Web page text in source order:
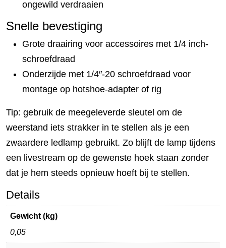
ongewild verdraaien
Snelle bevestiging
Grote draairing voor accessoires met 1/4 inch-
schroefdraad
Onderzijde met 1/4″-20 schroefdraad voor
montage op hotshoe-adapter of rig
Tip: gebruik de meegeleverde sleutel om de
weerstand iets strakker in te stellen als je een
zwaardere ledlamp gebruikt. Zo blijft de lamp tijdens
een livestream op de gewenste hoek staan zonder
dat je hem steeds opnieuw hoeft bij te stellen.
Details
Gewicht (kg)
0,05